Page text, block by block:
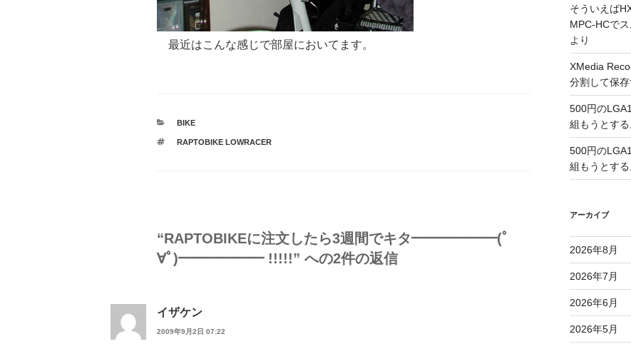
最近はこんな感じで部屋においてます。
カ
ゴ
BIKE
タ
RAPTOBIKE LOWRACER
“RAPTOBIKEに注文したら3週間でキタ━━━━━━(ﾟ
∀ﾟ)━━━━━━ !!!!!” への2件の返信
イザケン
2009年9月2日 07:22
そういえば
MPC-HCで
より
XMedia
分割して保存
500円の
組もうとする
500円の
組もうとする
アーカイブ
2026年8月
2026年7月
2026年6月
2026年5月